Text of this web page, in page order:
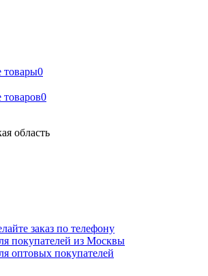
товары0
0
область
заказ по телефону
покупателей из Москвы
оптовых покупателей